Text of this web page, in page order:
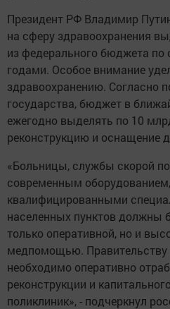
Президент РФ Владимир
на сферу здравоохранения
из федерального бюджета
годами. Особое внимание
здравоохранению. Согласно
государства, бюджет в
ежегодно выделять по 10
реконструкцию и оснащение
«Больницы, службы скорой
современным
квалифицированными
населенных пунктов должны
только оперативной, но и
медпомощью. Правительству
необходимо оперативно
реконструкции и
поликлиник», - подчеркнул